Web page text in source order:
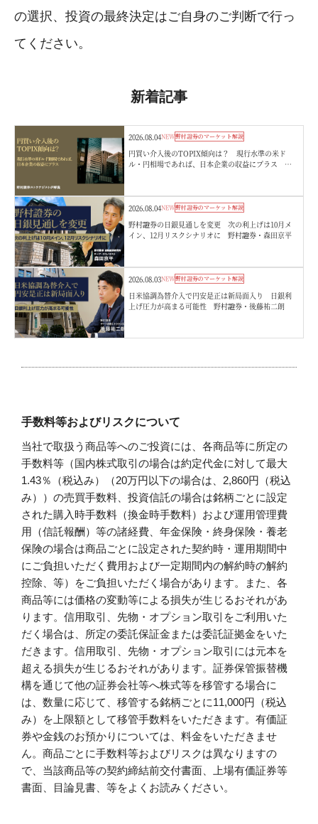
の選択、投資の最終決定はご自身のご判断で行っ
てください。
新着記事
2026.08.04NEW野村證券のマーケット解説
円買い介入後のTOPIX傾向は？ 現行水準の米ド
ル・円相場であれば、日本企業の収益にプラス 野
2026.08.04NEW野村證券のマーケット解説
野村證券の日銀見通しを変更 次の利上げは10月メ
イン、12月リスクシナリオに 野村證券・森田京平
2026.08.03NEW野村證券のマーケット解説
日米協調為替介入で円安是正は新局面入り 日銀利
上げ圧力が高まる可能性 野村證券・後藤祐二朗
手数料等およびリスクについて
当社で取扱う商品等へのご投資には、各商品等に所定の
手数料等（国内株式取引の場合は約定代金に対して最大
1.43％（税込み）（20万円以下の場合は、2,860円（税込
み））の売買手数料、投資信託の場合は銘柄ごとに設定
された購入時手数料（換金時手数料）および運用管理費
用（信託報酬）等の諸経費、年金保険・終身保険・養老
保険の場合は商品ごとに設定された契約時・運用期間中
にご負担いただく費用および一定期間内の解約時の解約
控除、等）をご負担いただく場合があります。また、各
商品等には価格の変動等による損失が生じるおそれがあ
ります。信用取引、先物・オプション取引をご利用いた
だく場合は、所定の委託保証金または委託証拠金をいた
だきます。信用取引、先物・オプション取引には元本を
超える損失が生じるおそれがあります。証券保管振替機
構を通じて他の証券会社等へ株式等を移管する場合に
は、数量に応じて、移管する銘柄ごとに11,000円（税込
み）を上限額として移管手数料をいただきます。有価証
券や金銭のお預かりについては、料金をいただきませ
ん。商品ごとに手数料等およびリスクは異なりますの
で、当該商品等の契約締結前交付書面、上場有価証券等
書面、目論見書、等をよくお読みください。